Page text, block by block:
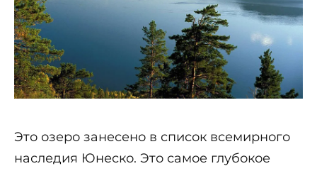
Это озеро занесено в список всемирного
наследия Юнеско. Это самое глубокое